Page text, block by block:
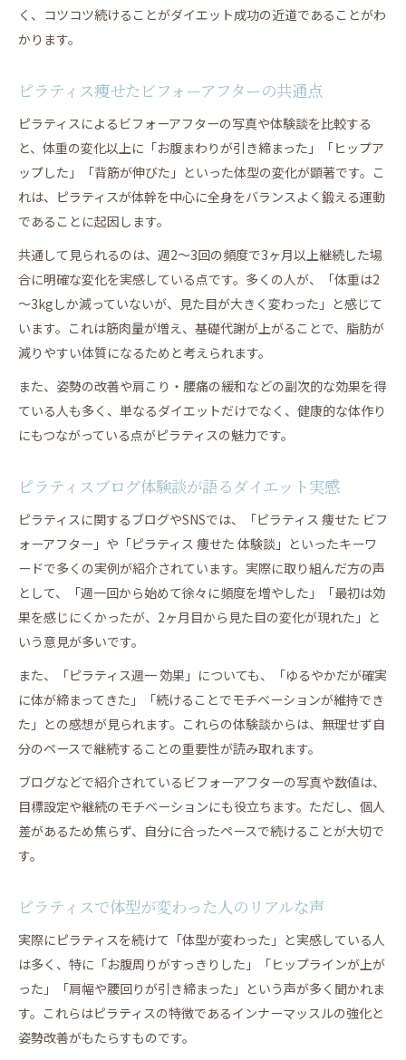
く、コツコツ続けることがダイエット成功の近道であることがわ
かります。
ピラティス痩せたビフォーアフターの共通点
ピラティスによるビフォーアフターの写真や体験談を比較する
と、体重の変化以上に「お腹まわりが引き締まった」「ヒップア
ップした」「背筋が伸びた」といった体型の変化が顕著です。こ
れは、ピラティスが体幹を中心に全身をバランスよく鍛える運動
であることに起因します。
共通して見られるのは、週2～3回の頻度で3ヶ月以上継続した場
合に明確な変化を実感している点です。多くの人が、「体重は2
～3kgしか減っていないが、見た目が大きく変わった」と感じて
います。これは筋肉量が増え、基礎代謝が上がることで、脂肪が
減りやすい体質になるためと考えられます。
また、姿勢の改善や肩こり・腰痛の緩和などの副次的な効果を得
ている人も多く、単なるダイエットだけでなく、健康的な体作り
にもつながっている点がピラティスの魅力です。
ピラティスブログ体験談が語るダイエット実感
ピラティスに関するブログやSNSでは、「ピラティス 痩せた ビフ
ォーアフター」や「ピラティス 痩せた 体験談」といったキーワ
ードで多くの実例が紹介されています。実際に取り組んだ方の声
として、「週一回から始めて徐々に頻度を増やした」「最初は効
果を感じにくかったが、2ヶ月目から見た目の変化が現れた」と
いう意見が多いです。
また、「ピラティス週一 効果」についても、「ゆるやかだが確実
に体が締まってきた」「続けることでモチベーションが維持でき
た」との感想が見られます。これらの体験談からは、無理せず自
分のペースで継続することの重要性が読み取れます。
ブログなどで紹介されているビフォーアフターの写真や数値は、
目標設定や継続のモチベーションにも役立ちます。ただし、個人
差があるため焦らず、自分に合ったペースで続けることが大切で
す。
ピラティスで体型が変わった人のリアルな声
実際にピラティスを続けて「体型が変わった」と実感している人
は多く、特に「お腹周りがすっきりした」「ヒップラインが上が
った」「肩幅や腰回りが引き締まった」という声が多く聞かれま
す。これらはピラティスの特徴であるインナーマッスルの強化と
姿勢改善がもたらすものです。